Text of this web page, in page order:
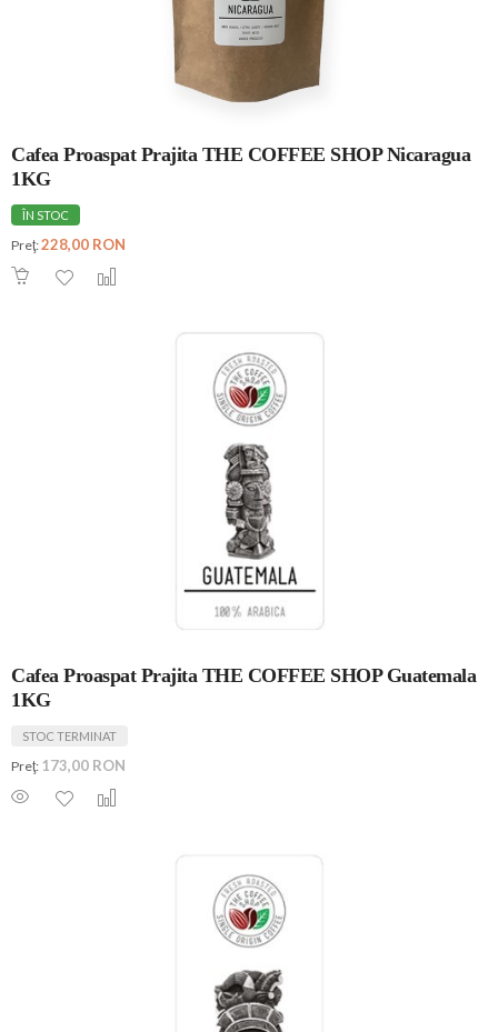
Cafea Proaspat Prajita THE COFFEE SHOP Nicaragua
1KG
ÎN STOC
Preţ:228,00 RON
Cafea Proaspat Prajita THE COFFEE SHOP Guatemala
1KG
STOC TERMINAT
Preţ: 173,00 RON